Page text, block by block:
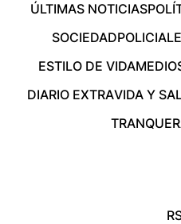
ÚLTIMAS NOTICIAS
SOCIEDAD
ESTILO DE VIDA
DIARIO EXTRAVIDA Y